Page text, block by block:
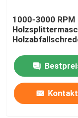
1000-3000 RPM
Kontakt